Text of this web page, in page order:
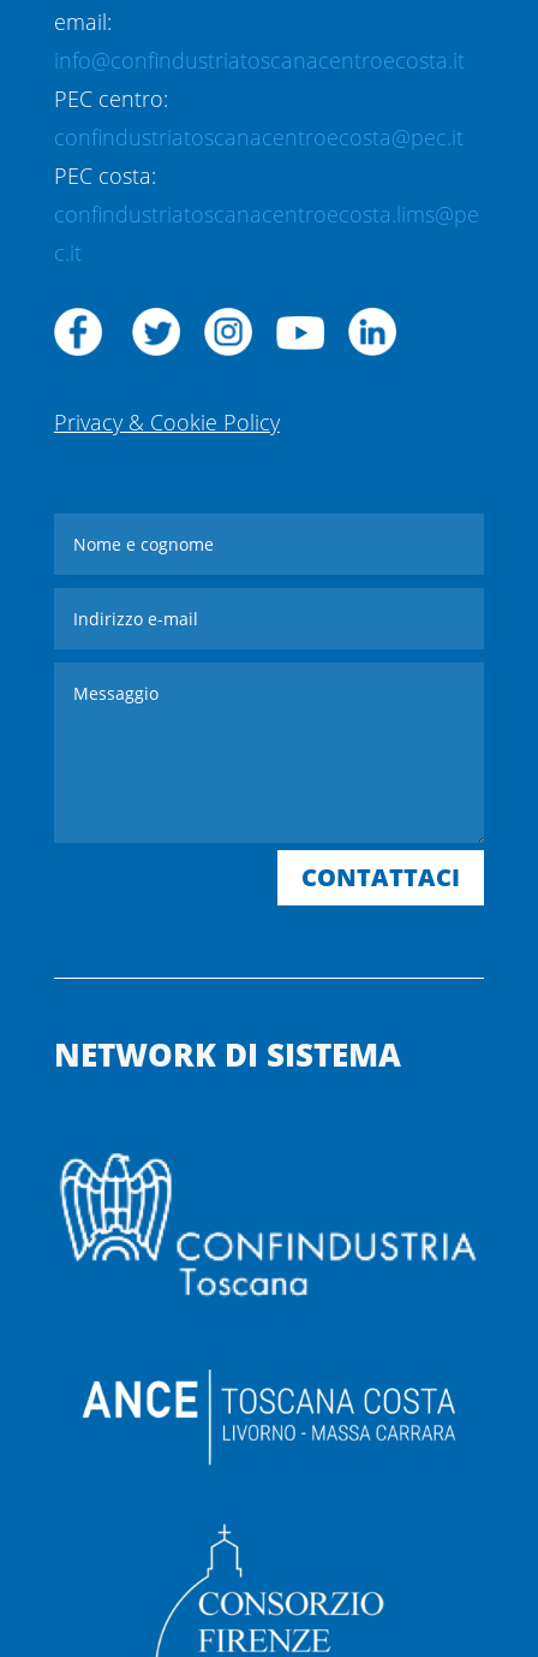
email:
info@confindustriatoscanacentroecosta.it
PEC centro:
confindustriatoscanacentroecosta@pec.it
PEC costa:
confindustriatoscanacentroecosta.lims@pe
c.it
Privacy & Cookie Policy
CONTATTACI
NETWORK DI SISTEMA